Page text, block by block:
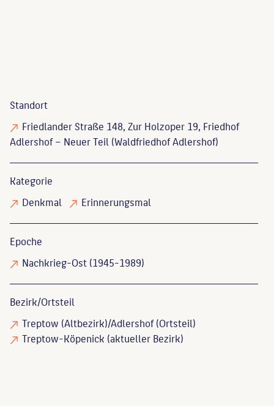
Standort
Friedlander Straße 148, Zur Holzoper 19, Friedhof
Adlershof – Neuer Teil (Waldfriedhof Adlershof)
Kategorie
Denkmal
Erinnerungsmal
Epoche
Nachkrieg-Ost (1945-1989)
Bezirk/Ortsteil
Treptow (Altbezirk)/Adlershof (Ortsteil)
Treptow-Köpenick (aktueller Bezirk)